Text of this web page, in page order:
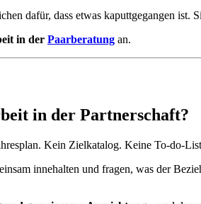
dafür, dass etwas kaputtgegangen
in der Paarberatung an.
in der Partnerschaft?
Kein Zielkatalog. Keine To-do-
innehalten und fragen, was der